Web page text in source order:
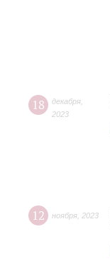
18 декабря
2023
12 ноября 2023